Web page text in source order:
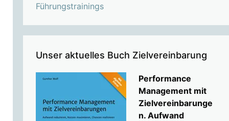
Führungstrainings
Unser aktuelles Buch Zielvereinbarung
Performance
Management mit
Zielvereinbarunge
n. Aufwand